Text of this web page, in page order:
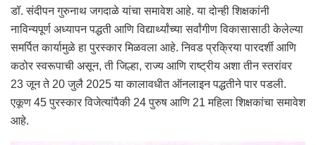
डॉ. संदीपन गुरुनाथ जगदाळे यांचा समावेश आहे. या दोन्ही शिक्षकांनी
नाविन्यपूर्ण अध्यापन पद्धती आणि विद्यार्थ्यांच्या सर्वांगीण विकासासाठी केलेल्या
समर्पित कार्यामुळे हा पुरस्कार मिळवला आहे. निवड प्रक्रिया पारदर्शी आणि
कठोर स्वरूपाची असून, ती जिल्हा, राज्य आणि राष्ट्रीय अशा तीन स्तरांवर
23 जून ते 20 जुलै 2025 या कालावधीत ऑनलाइन पद्धतीने पार पडली.
एकूण 45 पुरस्कार विजेत्यांपैकी 24 पुरुष आणि 21 महिला शिक्षकांचा समावेश
आहे.